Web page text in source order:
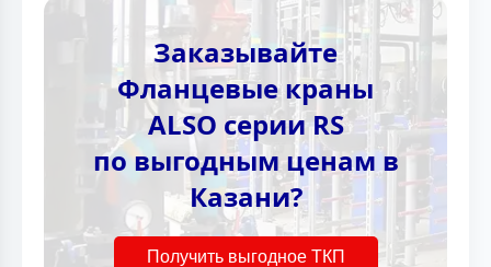
Заказывайте
Фланцевые краны
ALSO серии RS
по выгодным ценам в
Казани?
Получить выгодное ТКП